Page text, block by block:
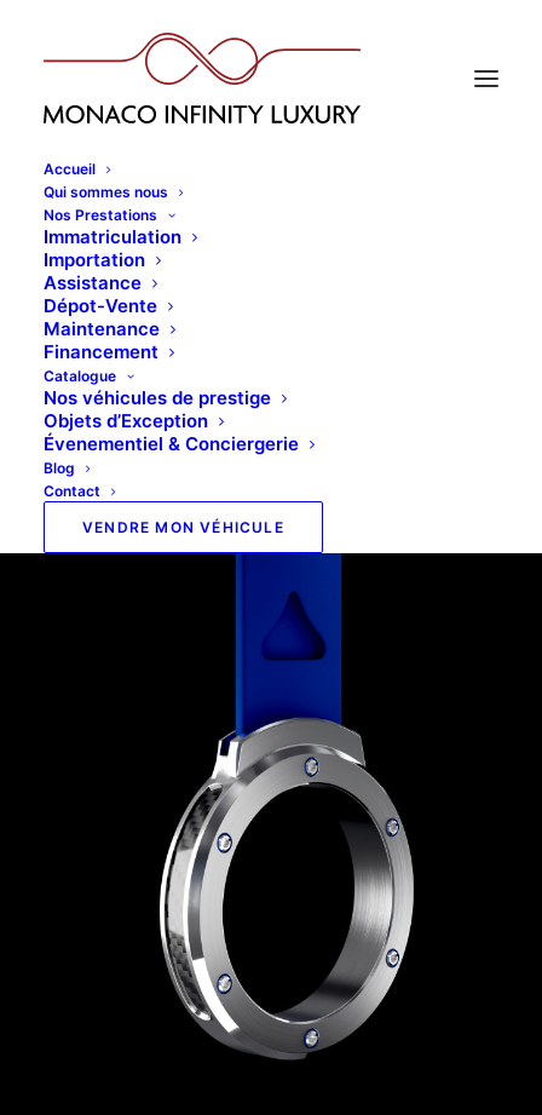
Accueil
Qui sommes nous
Nos Prestations
Immatriculation
Importation
Assistance
Dépot-Vente
Maintenance
Financement
Catalogue
Nos véhicules de prestige
Objets d’Exception
Évenementiel & Conciergerie
Blog
Contact
VENDRE MON VÉHICULE